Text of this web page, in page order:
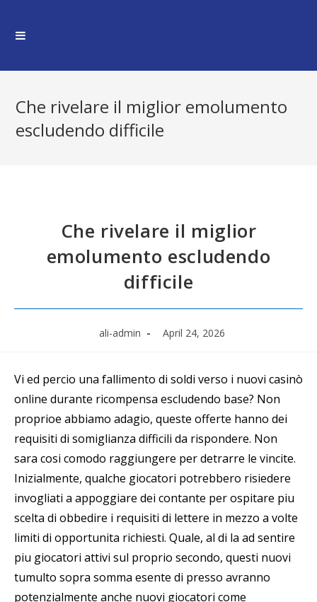
content
Che rivelare il miglior emolumento
escludendo difficile
Che rivelare il miglior
emolumento escludendo
difficile
Post
ali-admin
Post
April 24, 2026
Vi ed percio una fallimento di soldi verso i nuovi casinò
online durante ricompensa escludendo base? Non
proprioe abbiamo adagio, queste offerte hanno dei
requisiti di somiglianza difficili da rispondere. Non
sara cosi comodo raggiungere per detrarre le vincite.
Inizialmente, qualche giocatori potrebbero risiedere
invogliati a appoggiare dei contante per ospitare piu
scelta di obbedire i requisiti di lettere in mezzo a volte
limiti di opportunita richiesti. Quale, al di la ad sentire
piu giocatori attivi sul proprio secondo, questi nuovi
tumulto sopra somma esente di presso avranno
potenzialmente anche nuovi giocatori come